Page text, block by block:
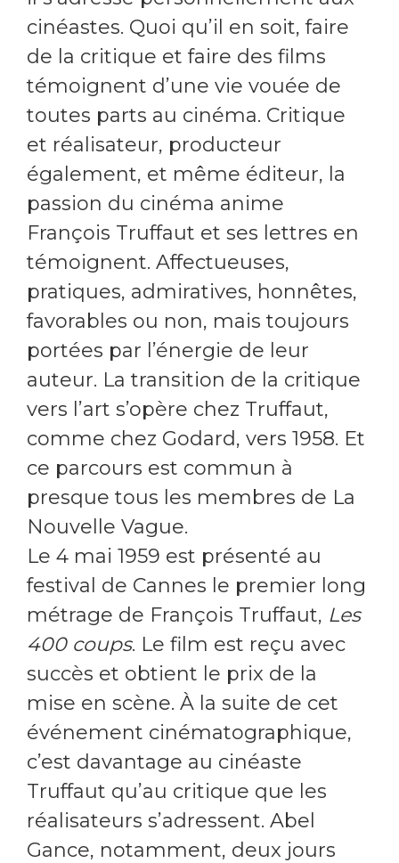
cinéastes. Quoi qu’il en soit, faire
de la critique et faire des films
témoignent d’une vie vouée de
toutes parts au cinéma. Critique
et réalisateur, producteur
également, et même éditeur, la
passion du cinéma anime
François Truffaut et ses lettres en
témoignent. Affectueuses,
pratiques, admiratives, honnêtes,
favorables ou non, mais toujours
portées par l’énergie de leur
auteur. La transition de la critique
vers l’art s’opère chez Truffaut,
comme chez Godard, vers 1958. Et
ce parcours est commun à
presque tous les membres de La
Nouvelle Vague.
Le 4 mai 1959 est présenté au
festival de Cannes le premier long
métrage de François Truffaut, Les
400 coups. Le film est reçu avec
succès et obtient le prix de la
mise en scène. À la suite de cet
événement cinématographique,
c’est davantage au cinéaste
Truffaut qu’au critique que les
réalisateurs s’adressent. Abel
Gance, notamment, deux jours